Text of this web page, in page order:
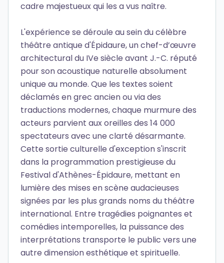
cadre majestueux qui les a vus naître.
L'expérience se déroule au sein du célèbre
théâtre antique d'Épidaure, un chef-d’œuvre
architectural du IVe siècle avant J.-C. réputé
pour son acoustique naturelle absolument
unique au monde. Que les textes soient
déclamés en grec ancien ou via des
traductions modernes, chaque murmure des
acteurs parvient aux oreilles des 14 000
spectateurs avec une clarté désarmante.
Cette sortie culturelle d'exception s'inscrit
dans la programmation prestigieuse du
Festival d'Athènes-Épidaure, mettant en
lumière des mises en scène audacieuses
signées par les plus grands noms du théâtre
international. Entre tragédies poignantes et
comédies intemporelles, la puissance des
interprétations transporte le public vers une
autre dimension esthétique et spirituelle.